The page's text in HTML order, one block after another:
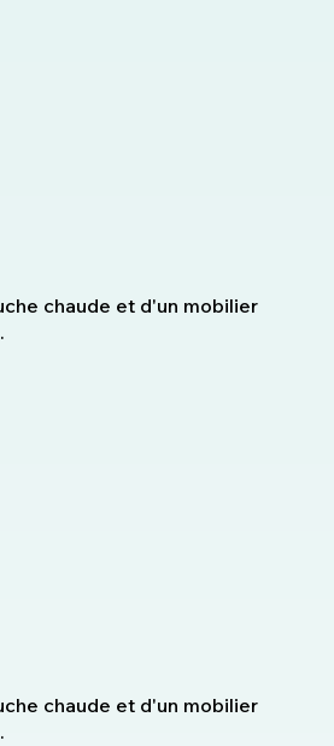
chaude et d'un mobilier
chaude et d'un mobilier